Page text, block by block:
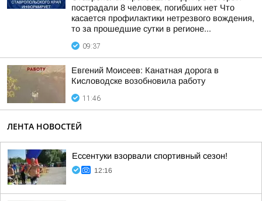
пострадали 8 человек, погибших нет Что
касается профилактики нетрезвого вождения,
то за прошедшие сутки в регионе...
09:37
Евгений Моисеев: Канатная дорога в
Кисловодске возобновила работу
11:46
ЛЕНТА НОВОСТЕЙ
Ессентуки взорвали спортивный сезон!
12:16